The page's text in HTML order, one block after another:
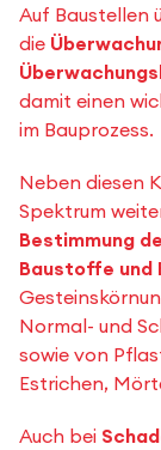
Auf Baustellen
die
damit einen
im Bauprozess.
Neben diesen
Spektrum
Bestimmung
Baustoffe und
Normal- und
sowie von
Estrichen,
Auch bei